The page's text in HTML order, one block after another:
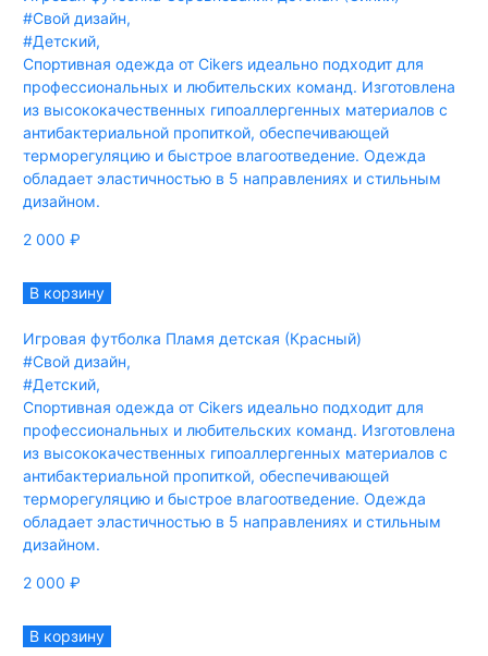
#Свой дизайн,
#Детский,
Спортивная одежда от Cikers идеально подходит для
профессиональных и любительских команд. Изготовлена
из высококачественных гипоаллергенных материалов с
антибактериальной пропиткой, обеспечивающей
терморегуляцию и быстрое влагоотведение. Одежда
обладает эластичностью в 5 направлениях и стильным
дизайном.
2 000 ₽
В корзину
Игровая футболка Пламя детская (Красный)
#Свой дизайн,
#Детский,
Спортивная одежда от Cikers идеально подходит для
профессиональных и любительских команд. Изготовлена
из высококачественных гипоаллергенных материалов с
антибактериальной пропиткой, обеспечивающей
терморегуляцию и быстрое влагоотведение. Одежда
обладает эластичностью в 5 направлениях и стильным
дизайном.
2 000 ₽
В корзину